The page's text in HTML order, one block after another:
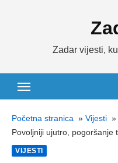
Zadar vijesti,
Početna stranica » Vijesti »
Povoljniji ujutro, pogoršanje
VIJESTI